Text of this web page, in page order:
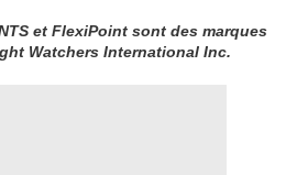
et FlexiPoint sont des marques
Watchers International Inc.